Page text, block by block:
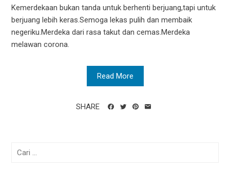
Kemerdekaan bukan tanda untuk berhenti berjuang,tapi untuk
berjuang lebih keras.Semoga lekas pulih dan membaik
negeriku.Merdeka dari rasa takut dan cemas.Merdeka
melawan corona.
Read More
SHARE
Cari